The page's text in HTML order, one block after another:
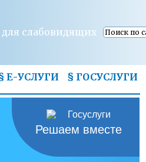
слабовидящих
Е-УСЛУГИ § ГОСУСЛУГИ
Решаем вместе